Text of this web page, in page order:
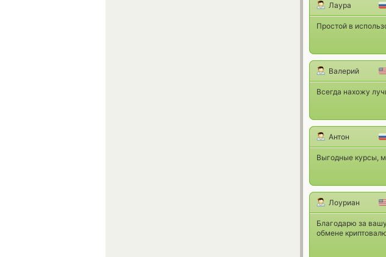
Лаура
Простой в
Валерий
Всегда нахожу
Антон
Выгодные курсы,
Лоуриан
Благодарю за
обмене